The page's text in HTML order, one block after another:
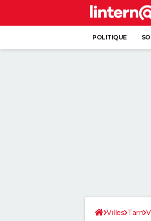
POLITIQUE
Villes Tarn